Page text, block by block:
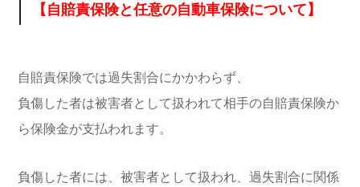
【自賠責保険と任意の自動車保険について】
自賠責保険では過失割合にかかわらず、
負傷した者は被害者として扱われて相手の自賠責保険か
ら保険金が支払われます。
負傷した者には、被害者として扱われ、過失割合に関係